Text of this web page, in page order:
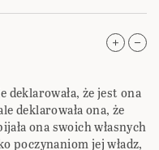
deklarowała, że jest ona
deklarowała ona, że
ona swoich własnych
poczynaniom jej władz,